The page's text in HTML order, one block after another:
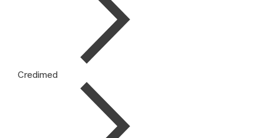
Credimed